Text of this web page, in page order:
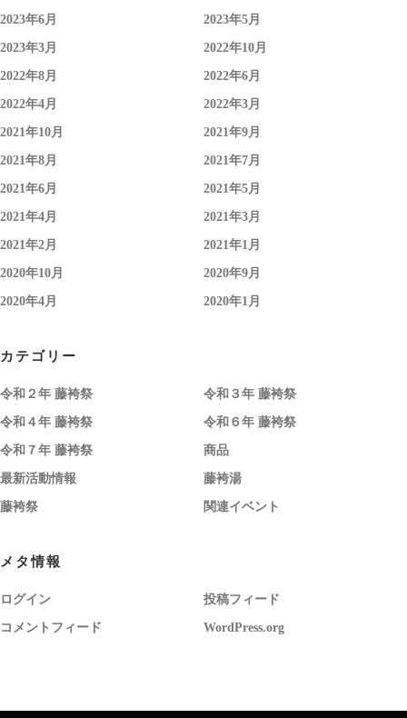
2023年6月 2023年5月
2023年3月 2022年10月
2022年8月 2022年6月
2022年4月 2022年3月
2021年10月 2021年9月
2021年8月 2021年7月
2021年6月 2021年5月
2021年4月 2021年3月
2021年2月 2021年1月
2020年10月 2020年9月
2020年4月 2020年1月
カテゴリー
令和２年 藤袴祭 令和３年 藤袴祭
令和４年 藤袴祭 令和６年 藤袴祭
令和７年 藤袴祭 商品
最新活動情報 藤袴湯
藤袴祭 関連イベント
メタ情報
ログイン 投稿フィード
コメントフィード WordPress.org